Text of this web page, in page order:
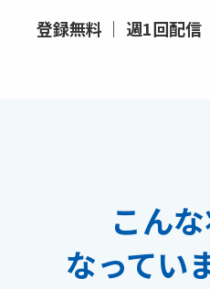
登録無料 ｜ 週1回配信
こん
なってい